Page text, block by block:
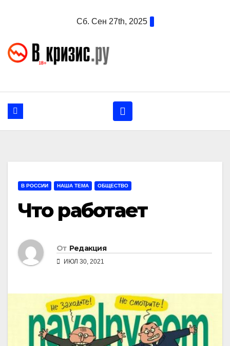
Сб. Сен 27th, 2025
В РОССИИ НАША ТЕМА ОБЩЕСТВО
Что работает
От Редакция
ИЮЛ 30, 2021